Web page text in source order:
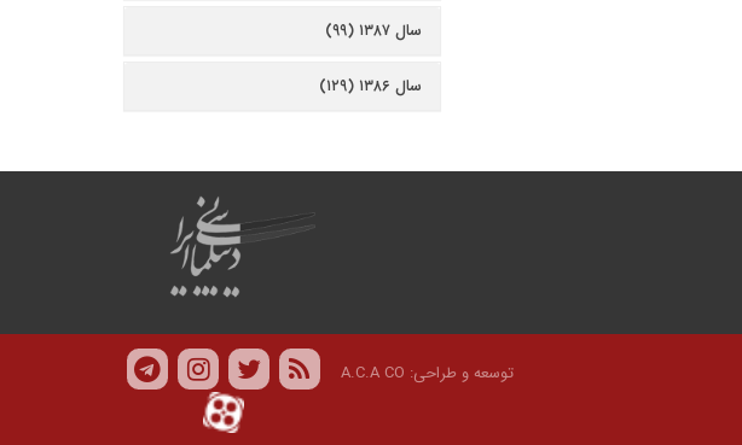
سال ۱۳۸۷ (۹۹)
سال ۱۳۸۶ (۱۲۹)
توسعه و طراحی: A.C.A CO